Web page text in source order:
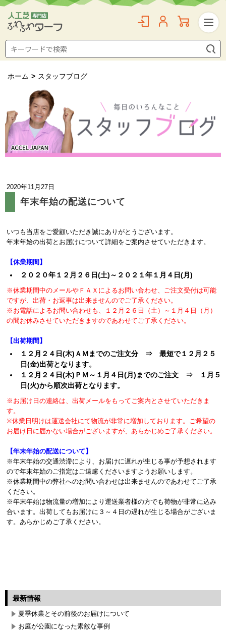
ホーム > スタッフブログ
2020年11月27日
年末年始の配送について
いつも当店をご愛顧いただき誠にありがとうございます。
年末年始の出荷とお届けについて詳細をご案内させていただきます。
【休業期間】
２０２０年１２月２６日(土)～２０２１年１月４日(月)
※休業期間中のメールやＦＡＸによるお問い合わせ、ご注文受付は可能
ですが、出荷・お返事は出来ませんのでご了承ください。
※お電話によるお問い合わせも、１２月２６日（土）～１月４日（月）
の間お休みさせていただきますのであわせてご了承ください。
【出荷期間】
１２月２４日(木)ＡＭまでのご注文分 ⇒ 最短で１２月２５
日(金)出荷となります。
１２月２４日(木)ＰＭ～１月４日(月)までのご注文 ⇒ １月５
日(火)から順次出荷となります。
※お届け日の連絡は、出荷メールをもってご案内とさせていただきま
す。
※休業日明けは運送会社にて物流が非常に増加しております。ご希望の
お届け日に届かない場合がございますが、あらかじめご了承ください。
【年末年始の配送について】
※年末年始の交通渋滞により、お届けに遅れが生じる事が予想されます
ので年末年始のご指定はご遠慮くださいますようお願いします。
※休業期間中の弊社へのお問い合わせは出来ませんのであわせてご了承
ください。
※年末年始は物流量の増加により運送業者様の方でも荷物が非常に込み
合います。出荷してもお届けに３～４日の遅れが生じる場合がございま
す。あらかじめご了承ください。
最新情報
夏季休業とその前後のお届けについて
お庭が公園になった素敵な事例